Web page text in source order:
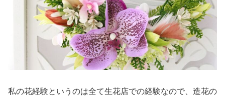
私の花経験というのは全て生花店での経験なので、造花の